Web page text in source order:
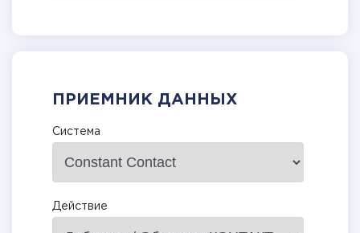
ПРИЕМНИК ДАННЫХ
Система
Действие